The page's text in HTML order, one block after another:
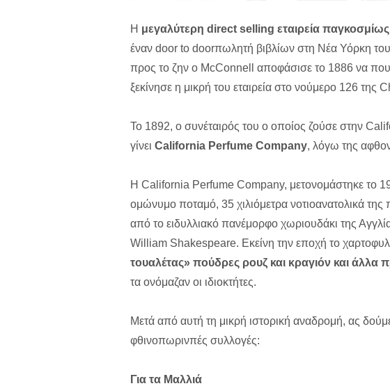
Η μεγαλύτερη direct selling εταιρεία
έναν door to doorπωλητή βιβλίων στη Νέα Υόρκη
προς το ζην ο McConnell αποφάσισε το 1886 να
ξεκίνησε η μικρή του εταιρεία στο νούμερο 126
Το 1892, ο συνέταιρός του ο οποίος ζούσε στην
γίνει California Perfume Company, λόγω της
Η California Perfume Company, μετονομάστηκε το
ομώνυμο ποταμό, 35 χιλιόμετρα νοτιοανατολικά
από το ειδυλλιακό πανέμορφο χωριουδάκι της
William Shakespeare. Εκείνη την εποχή το
τουαλέτας» πούδρες ρουζ και κραγιόν και άλλα
τα ονόμαζαν οι ιδιοκτήτες.
Mετά από αυτή τη μικρή ιστορική αναδρομή, ας
φθινοπωρινπές συλλογές:
Για τα Μαλλιά